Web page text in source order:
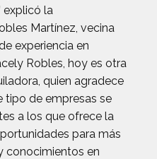
explicó la
Martínez, vecina
experiencia en
Robles, hoy es otra
quien agradece
tipo de empresas se
a los que ofrece la
para más
conocimientos en